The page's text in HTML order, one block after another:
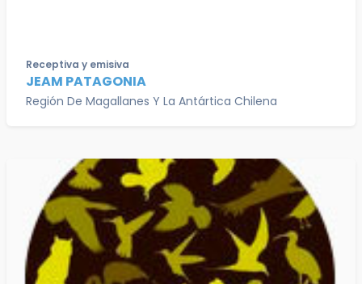
Receptiva y emisiva
JEAM PATAGONIA
Región De Magallanes Y La Antártica Chilena